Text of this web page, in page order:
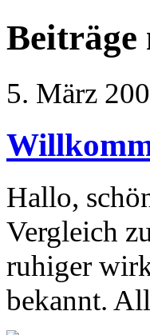
5. März
Hallo,
Vergleich
ruhiger
bekannt.